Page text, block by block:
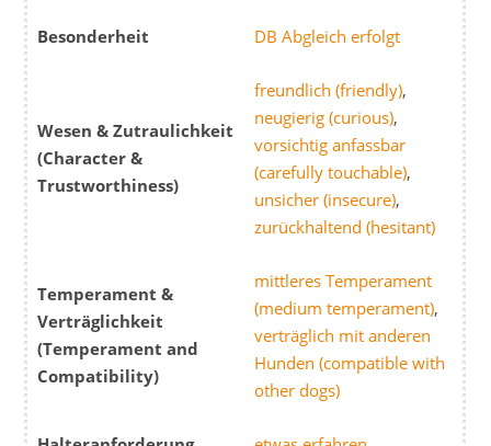
Besonderheit DB Abgleich erfolgt
Wesen & Zutraulichkeit
(Character &
Trustworthiness)
freundlich (friendly),
neugierig (curious),
vorsichtig anfassbar
(carefully touchable),
unsicher (insecure),
zurückhaltend (hesitant)
Temperament &
Verträglichkeit
(Temperament and
Compatibility)
mittleres Temperament
(medium temperament),
verträglich mit anderen
Hunden (compatible with
other dogs)